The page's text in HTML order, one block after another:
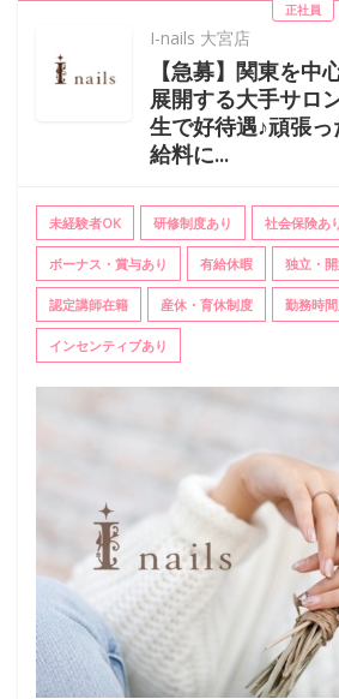
正社員
I-nails 大宮店
【急募】関東を中
展開する大手サロ
生で好待遇♪頑張
給料に...
未経験者OK 研修制度あり 社会保険あ
ボーナス・賞与あり 有給休暇 独立・
認定講師在籍 産休・育休制度 勤務時
インセンティブあり